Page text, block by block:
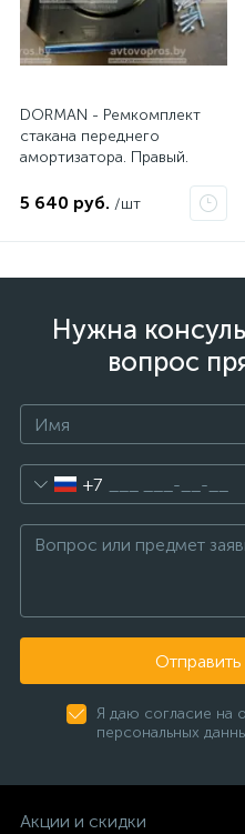
DORMAN - Ремкомплект
стакана переднего
амортизатора. Правый.
5 640 руб. /шт
Нужна
вопрос
+7
Я даю согласие на
персональных
Акции и скидки